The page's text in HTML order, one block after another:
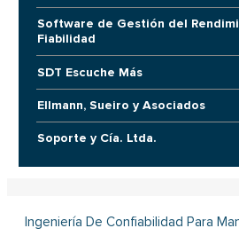
Software de Gestión del
Fiabilidad
SDT Escuche Más
Ellmann, Sueiro y Asociados
Soporte y Cía. Ltda.
Ingeniería De Confiabilidad Para